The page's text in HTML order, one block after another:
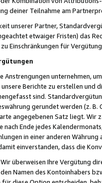
deiner Teilnahme am
unserer Partner,
etwaiger Fristen) das
Einschränkungen für
unternehmen,
Berichte zu erstellen und
sind.
gerundet werden (z.
angegebenen Satz liegt.
Ende jedes
in einer anderen
einverstanden, dass die
Wir überweisen Ihre Vergütung
Namen des Kontoinhabers